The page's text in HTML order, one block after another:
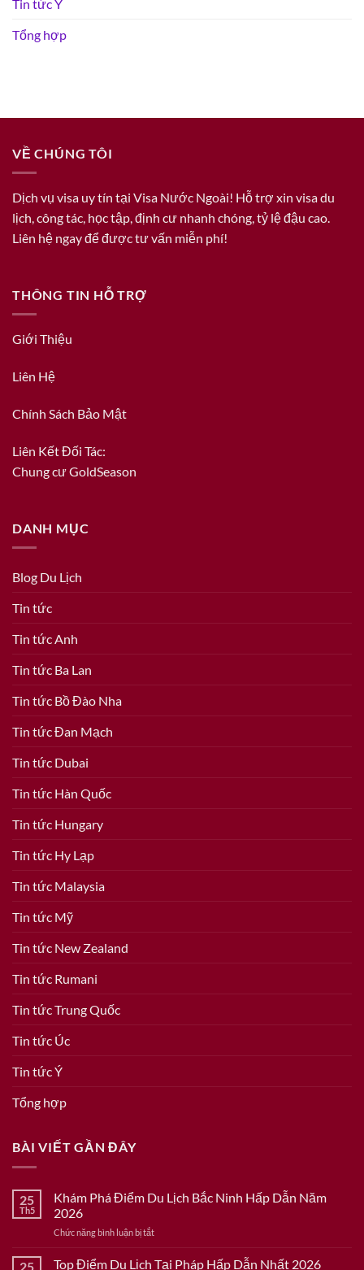
Tin tức Ý
Tổng hợp
VỀ CHÚNG TÔI
Dịch vụ visa uy tín tại Visa Nước Ngoài! Hỗ trợ xin visa du
lịch, công tác, học tập, định cư nhanh chóng, tỷ lệ đậu cao.
Liên hệ ngay để được tư vấn miễn phí!
THÔNG TIN HỖ TRỢ
Giới Thiệu
Liên Hệ
Chính Sách Bảo Mật
Liên Kết Đối Tác:
Chung cư GoldSeason
DANH MỤC
Blog Du Lịch
Tin tức
Tin tức Anh
Tin tức Ba Lan
Tin tức Bồ Đào Nha
Tin tức Đan Mạch
Tin tức Dubai
Tin tức Hàn Quốc
Tin tức Hungary
Tin tức Hy Lạp
Tin tức Malaysia
Tin tức Mỹ
Tin tức New Zealand
Tin tức Rumani
Tin tức Trung Quốc
Tin tức Úc
Tin tức Ý
Tổng hợp
BÀI VIẾT GẦN ĐÂY
25
Th5
Khám Phá Điểm Du Lịch Bắc Ninh Hấp Dẫn Năm
2026
Chức năng bình luận bị tắtở
Phá
25 Top Điểm Du Lịch Tại Pháp Hấp Dẫn Nhất 2026